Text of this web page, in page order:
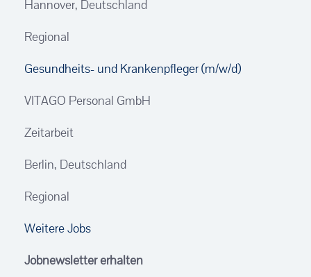
Hannover, Deutschland
Regional
Gesundheits- und Krankenpfleger (m/w/d)
VITAGO Personal GmbH
Zeitarbeit
Berlin, Deutschland
Regional
Weitere Jobs
Jobnewsletter erhalten